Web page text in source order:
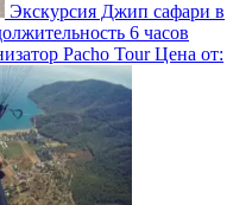
Экскурсия Джип сафари в
6 часов
Pacho TourЦена от: